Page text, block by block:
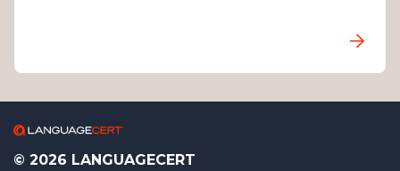
© 2026 LANGUAGECERT